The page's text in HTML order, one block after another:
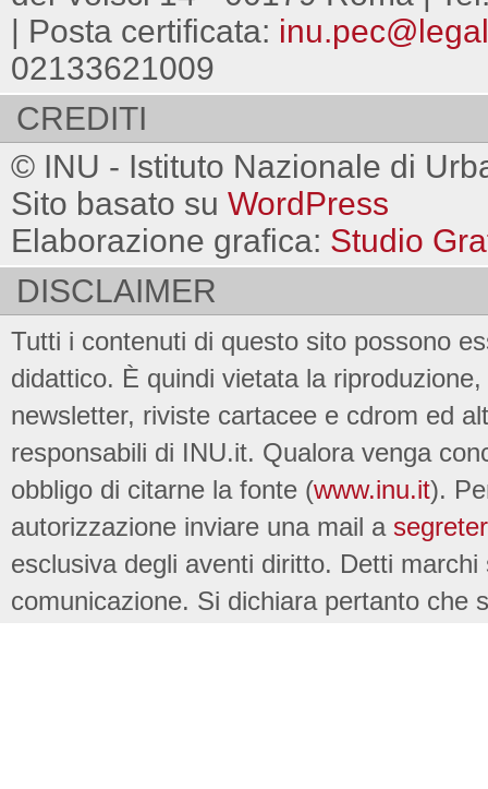
| Posta certificata:
02133621009
CREDITI
© INU - Istituto Nazionale di
Sito basato su WordPress
Elaborazione grafica: Studio
DISCLAIMER
Tutti i contenuti di questo sito possono
didattico. È quindi vietata la
newsletter, riviste cartacee e cdrom ed
responsabili di INU.it. Qualora venga
obbligo di citarne la fonte (www.inu.it).
autorizzazione inviare una mail a
esclusiva degli aventi diritto. Detti
comunicazione. Si dichiara pertanto che